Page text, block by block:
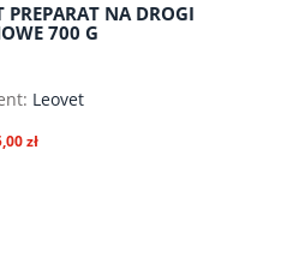
PREPARAT NA DROGI
700 G
Leovet
zł